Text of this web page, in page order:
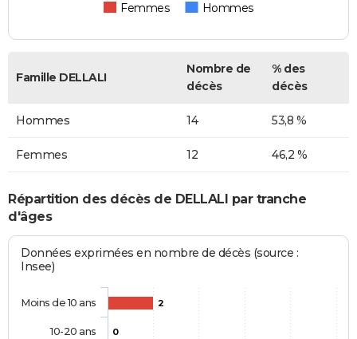
Femmes Hommes
Famille DELLALI
Nombre de
décès
% des
décès
Hommes 14 53,8 %
Femmes 12 46,2 %
Répartition des décès de DELLALI par tranche
d'âges
Données exprimées en nombre de décès (source :
Insee)
2
0
Moins de 10 ans
10-20 ans